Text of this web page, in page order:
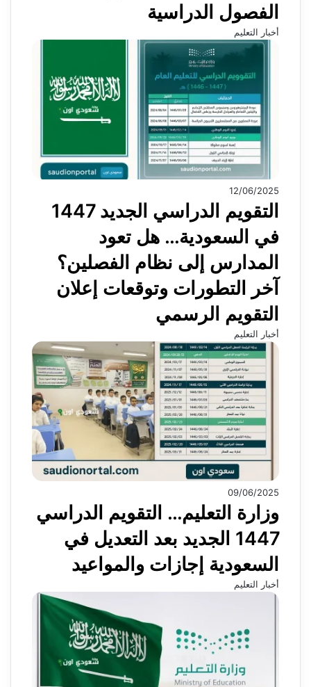
الفصول الدراسية
أخبار التعليم
12/06/2025
التقويم الدراسي الجديد 1447
في السعودية… هل تعود
المدارس إلى نظام الفصلين؟
آخر التطورات وتوقعات إعلان
التقويم الرسمي
أخبار التعليم
09/06/2025
وزارة التعليم… التقويم الدراسي
1447 الجديد بعد التعديل في
السعودية إجازات والمواعيد
أخبار التعليم